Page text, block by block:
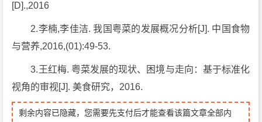
[D].,2016
2.李楠,李佳洁. 我国粤菜的发展概况分析[J]. 中国食物
与营养,2016,(01):49-53.
3.王红梅. 粤菜发展的现状、困境与走向：基于标准化
视角的审视[J]. 美食研究，2016.
剩余内容已隐藏，您需要先支付后才能查看该篇文章全部内